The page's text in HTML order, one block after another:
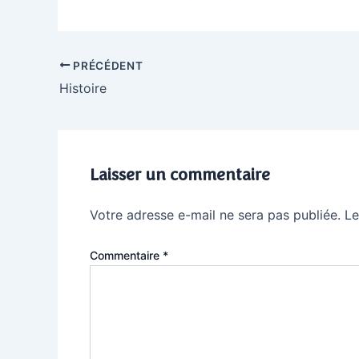
PRÉCÉDENT
Histoire
Laisser un commentaire
Votre adresse e-mail ne sera pas publiée.
Commentaire *